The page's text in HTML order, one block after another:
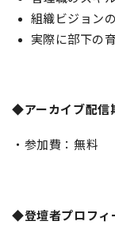
組織ビジョン
実際に部下の
◆アーカイブ配信
・参加費：無料
◆登壇者プロフィ